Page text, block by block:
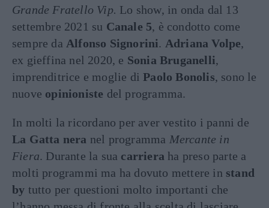
Grande Fratello Vip. Lo show, in onda dal 13
settembre 2021 su Canale 5, è condotto come
sempre da Alfonso Signorini. Adriana Volpe,
ex gieffina nel 2020, e Sonia Bruganelli,
imprenditrice e moglie diPaolo Bonolis, sono le
nuove opinioniste del programma.
In molti la ricordano per aver vestito i panni de
La Gatta nera nel programma Mercante in
Fiera. Durante la sua carriera ha preso parte a
molti programmi ma ha dovuto mettere in stand
by tutto per questioni molto importanti che